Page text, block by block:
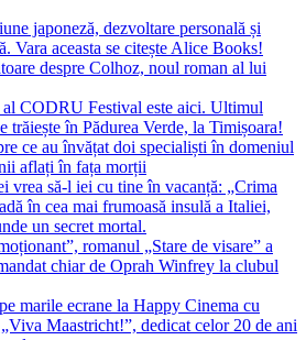
japoneză, dezvoltare personală și
Vara aceasta se citește Alice Books!
despre Colhoz, noul roman al lui
CODRU Festival este aici. Ultimul
trăiește în Pădurea Verde, la Timișoara!
ce au învățat doi specialiști în domeniul
aflați în fața morții
vrea să-l iei cu tine în vacanță: „Crima
în cea mai frumoasă insulă a Italiei,
un secret mortal.
romanul „Stare de visare” a
chiar de Oprah Winfrey la clubul
marile ecrane la Happy Cinema cu
Maastricht!”, dedicat celor 20 de ani